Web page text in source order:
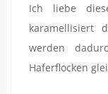
Ich liebe
karamellisiert
werden
Haferflocken